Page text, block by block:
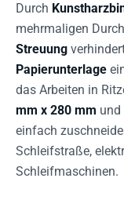
Durch
mehrmaligen
Streuung
Papierunterlage
das Arbeiten in
mm x 280 mm und
einfach
Schleifstraße,
Schleifmaschinen.